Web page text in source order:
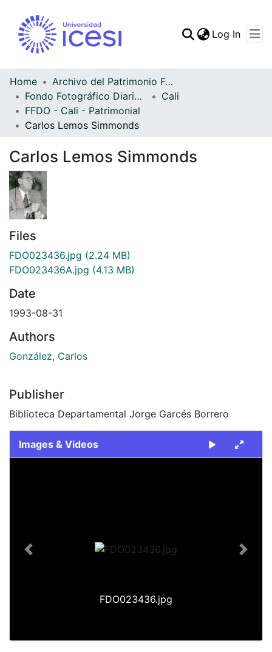
Statistics
Log In
Home
Archivo del Patrimonio Fotográfico y Fílmico del Valle del Cauca
Fondo Fotográfico Diario Occidente
Cali
FFDO - Cali - Patrimonial
Carlos Lemos Simmonds
Carlos Lemos Simmonds
Files
FDO023436.jpg (2.24 MB)
FDO023436A.jpg (4.13 MB)
Date
1993-08-31
Authors
González, Carlos
Publisher
Biblioteca Departamental Jorge Garcés Borrero
Images & Videos
FDO023436.jpg
Previous Next